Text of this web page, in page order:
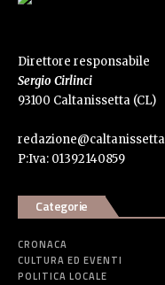
Direttore responsabile
Sergio Cirlinci
93100 Caltanissetta (CL)
P:Iva: 01392140859
Categorie
CRONACA
CULTURA ED EVENTI
POLITICA LOCALE